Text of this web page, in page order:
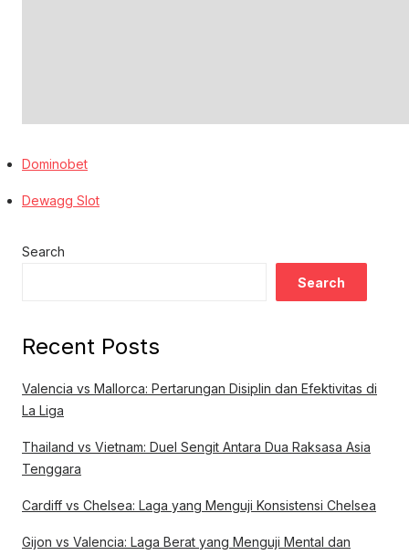
Dominobet
Dewagg Slot
Search
Search
Recent Posts
Valencia vs Mallorca: Pertarungan Disiplin dan Efektivitas di
La Liga
Thailand vs Vietnam: Duel Sengit Antara Dua Raksasa Asia
Tenggara
Cardiff vs Chelsea: Laga yang Menguji Konsistensi Chelsea
Gijon vs Valencia: Laga Berat yang Menguji Mental dan